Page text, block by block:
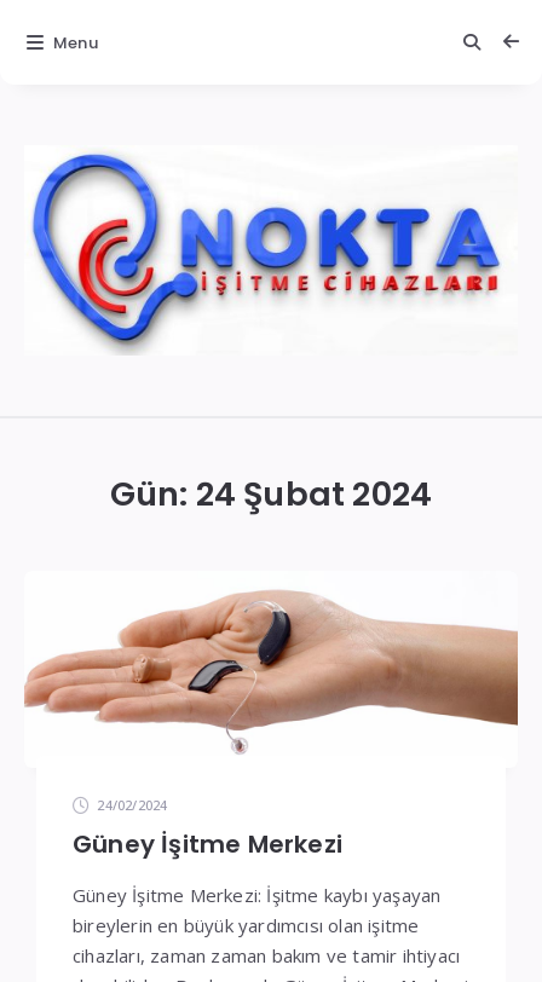
Teknik
Servis
Gün: 24 Şubat 2024
24/02/2024
Güney İşitme Merkezi
Güney İşitme Merkezi: İşitme kaybı yaşayan
bireylerin en büyük yardımcısı olan işitme
cihazları, zaman zaman bakım ve tamir ihtiyacı
Menu